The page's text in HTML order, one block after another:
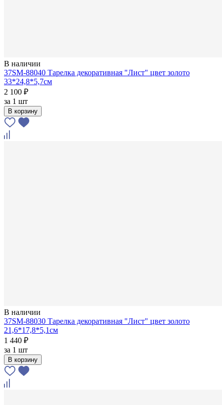
В наличии
37SM-88040 Тарелка декоративная "Лист" цвет золото
33*24,8*5,7см
2 100 ₽
за 1 шт
В корзину
В наличии
37SM-88030 Тарелка декоративная "Лист" цвет золото
21,6*17,8*5,1см
1 440 ₽
за 1 шт
В корзину